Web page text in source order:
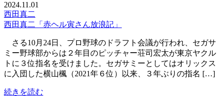
2024.11.01
西田真二
西田真二「赤ヘル寅さん放浪記」
さる10月24日、プロ野球のドラフト会議が行われ、セガサ
ミー野球部からは２年目のピッチャー荘司宏太が東京ヤクル
トに３位指名を受けました。セガサミーとしてはオリックス
に入団した横山楓（2021年６位）以来、３年ぶりの指名 […]
続きを読む